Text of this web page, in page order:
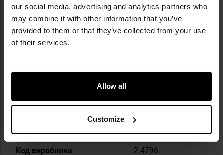
our social media, advertising and analytics partners who
may combine it with other information that you’ve
provided to them or that they’ve collected from your use
of their services.
Allow all
Customize
Докладніше
Вага (1 шт.)
1,85 г
Калібр
.68 "
EAN
4000844644039
Код виробника
2.4796